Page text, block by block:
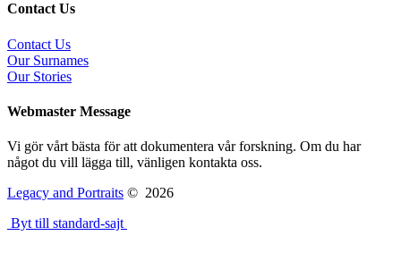
Contact Us
Contact Us
Our Surnames
Our Stories
Webmaster Message
Vi gör vårt bästa för att dokumentera vår forskning. Om du har
något du vill lägga till, vänligen kontakta oss.
Legacy and Portraits © 2026
Byt till standard-sajt